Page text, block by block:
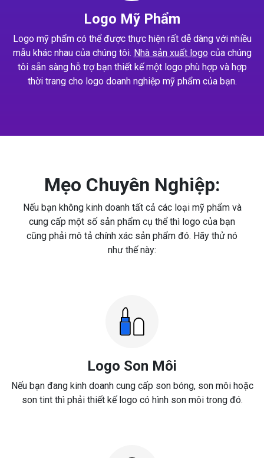
Logo Mỹ Phẩm
Logo mỹ phẩm có thể được thực hiện rất dễ dàng với nhiều
mẫu khác nhau của chúng tôi. Nhà sản xuất logocủa chúng
tôi sẵn sàng hỗ trợ bạn thiết kế một logo phù hợp và hợp
thời trang cho logo doanh nghiệp mỹ phẩm của bạn.
Mẹo Chuyên Nghiệp:
Nếu bạn không kinh doanh tất cả các loại mỹ phẩm và
cung cấp một số sản phẩm cụ thể thì logo của bạn
cũng phải mô tả chính xác sản phẩm đó. Hãy thử nó
như thế này:
Logo Son Môi
Nếu bạn đang kinh doanh cung cấp son bóng, son môi hoặc
son tint thì phải thiết kế logo có hình son môi trong đó.